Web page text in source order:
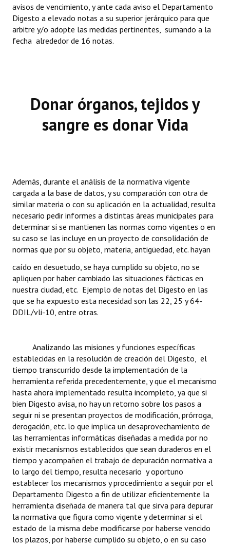
avisos de vencimiento, y ante cada aviso el Departamento
Digesto a elevado notas a su superior jerárquico para que
arbitre y/o adopte las medidas pertinentes, sumando a la
fecha alrededor de 16 notas.
Donar órganos, tejidos y
sangre es donar Vida
Además, durante el análisis de la normativa vigente
cargada a la base de datos, y su comparación con otra de
similar materia o con su aplicación en la actualidad, resulta
necesario pedir informes a distintas áreas municipales para
determinar si se mantienen las normas como vigentes o en
su caso se las incluye en un proyecto de consolidación de
normas que por su objeto, materia, antigüedad, etc. hayan
caído en desuetudo, se haya cumplido su objeto, no se
apliquen por haber cambiado las situaciones fácticas en
nuestra ciudad, etc. Ejemplo de notas del Digesto en las
que se ha expuesto esta necesidad son las 22, 25 y 64-
DDIL/vli-10, entre otras.
Analizando las misiones y funciones específicas
establecidas en la resolución de creación del Digesto, el
tiempo transcurrido desde la implementación de la
herramienta referida precedentemente, y que el mecanismo
hasta ahora implementado resulta incompleto, ya que si
bien Digesto avisa, no hay un retorno sobre los pasos a
seguir ni se presentan proyectos de modificación, prórroga,
derogación, etc. lo que implica un desaprovechamiento de
las herramientas informáticas diseñadas a medida por no
existir mecanismos establecidos que sean duraderos en el
tiempo y acompañen el trabajo de depuración normativa a
lo largo del tiempo, resulta necesario y oportuno
establecer los mecanismos y procedimiento a seguir por el
Departamento Digesto a fin de utilizar eficientemente la
herramienta diseñada de manera tal que sirva para depurar
la normativa que figura como vigente y determinar si el
estado de la misma debe modificarse por haberse vencido
los plazos, por haberse cumplido su objeto, o en su caso